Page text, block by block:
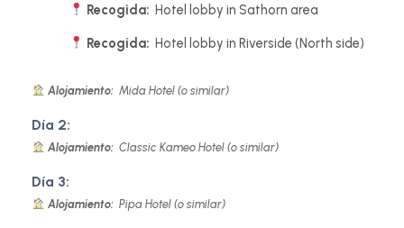
Recogida: Hotel lobby in Sathorn area
Recogida: Hotel lobby in Riverside (North side)
Alojamiento: Mida Hotel (o similar)
Día 2:
Alojamiento: Classic Kameo Hotel (o similar)
Día 3:
Alojamiento: Pipa Hotel (o similar)